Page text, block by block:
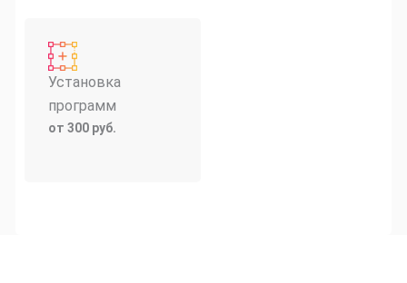
Установка
программ
от 300 руб.